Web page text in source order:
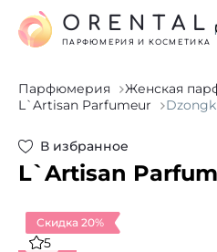
ORENTAL
ПАРФЮМЕРИЯ И КОСМЕТИКА
Парфюмерия
Женская
L`Artisan Parfumeur
В избранное
L`Artisan
Скидка 20%
5